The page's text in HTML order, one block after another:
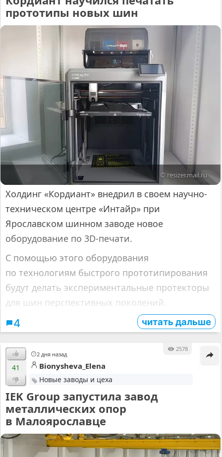
прототипы новых шин
© resizer.mail.ru
Холдинг «Кордиант» внедрил в своем научно-
техническом центре «Интайр» при
Ярославском шинном заводе новое
оборудование по 3D-печати.
С помощью этого оборудования
по технологиям быстрого прототипирования
будут делать экспериментальные протекторы
для шин перспективных поколений.
4 читать дальше
2 дня назад
2578
41 Bionysheva_Elena
Новые заводы и цеха
IEK Group запустила завод
металлических опор
в Малоярославце